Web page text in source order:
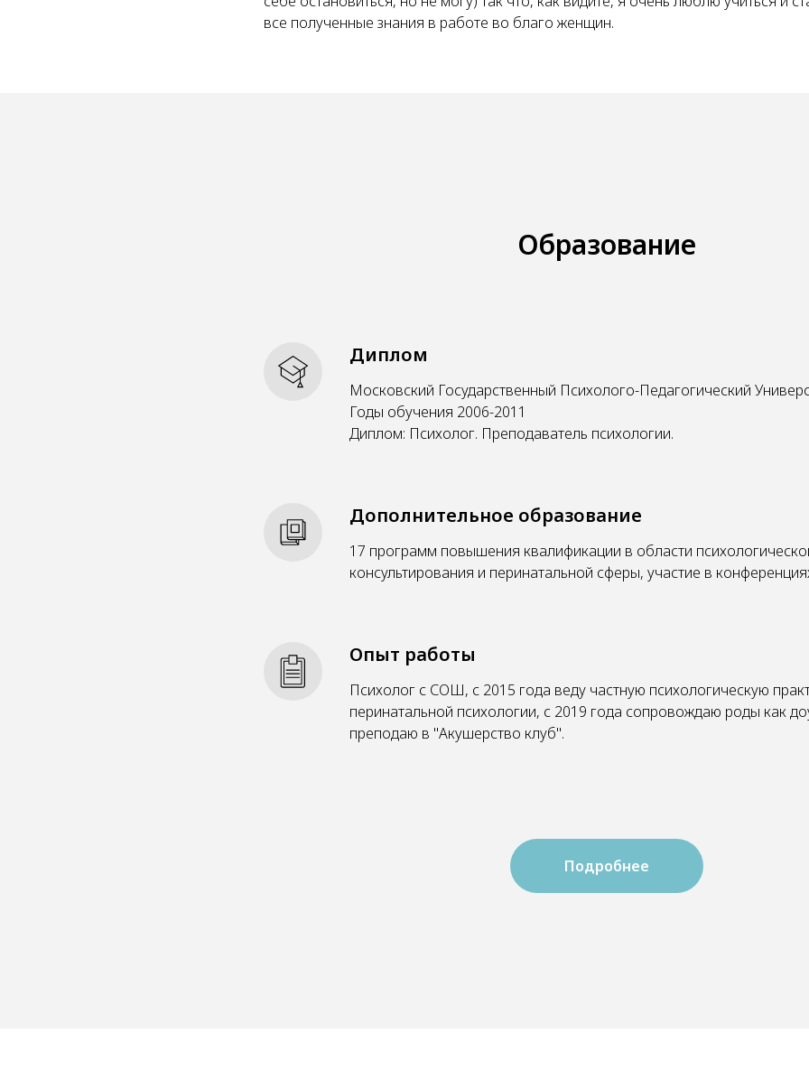
все полученные знания в работе во благо женщин.
Образование
Диплом
Московский Государственный Психолого-Педагогический
Годы обучения 2006-2011
Диплом: Психолог. Преподаватель психологии.
Дополнительное образование
17 программ повышения квалификации в области
консультирования и перинатальной сферы, участие в
Опыт работы
Психолог с СОШ, с 2015 года веду частную психологическую
перинатальной психологии, с 2019 года сопровождаю роды как
преподаю в "Акушерство клуб".
Подробнее